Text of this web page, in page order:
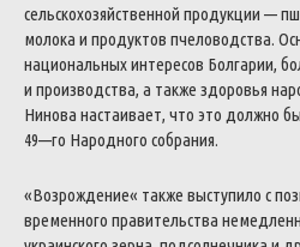
сельскохозяйственной продукции —
молока и продуктов пчеловодства.
национальныхинтересов Болгарии,
и производства, а также здоровья
Нинова настаивает, что это должно
49—го Народного собрания.
«Возрождение« также выступило с
временного правительства